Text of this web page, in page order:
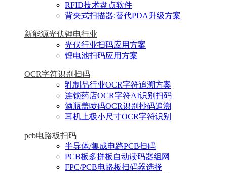
RFID技术盘点软件
背夹式扫描器:替代PDA升级方案
新能源光伏锂电行业
光伏行业扫码应用方案
锂电池扫码应用方案
OCR字符识别扫码
乳制品行业OCR字符追溯方案
连锁药店OCR字符AI识别扫码
酒瓶盖喷码OCR识别抄码追溯
耳机上极小尺寸OCR字符识别
pcb电路板扫码
半导体/集成电路PCB扫码
PCB板多拼板自动读码器组网
FPC/PCB电路板扫码器选择